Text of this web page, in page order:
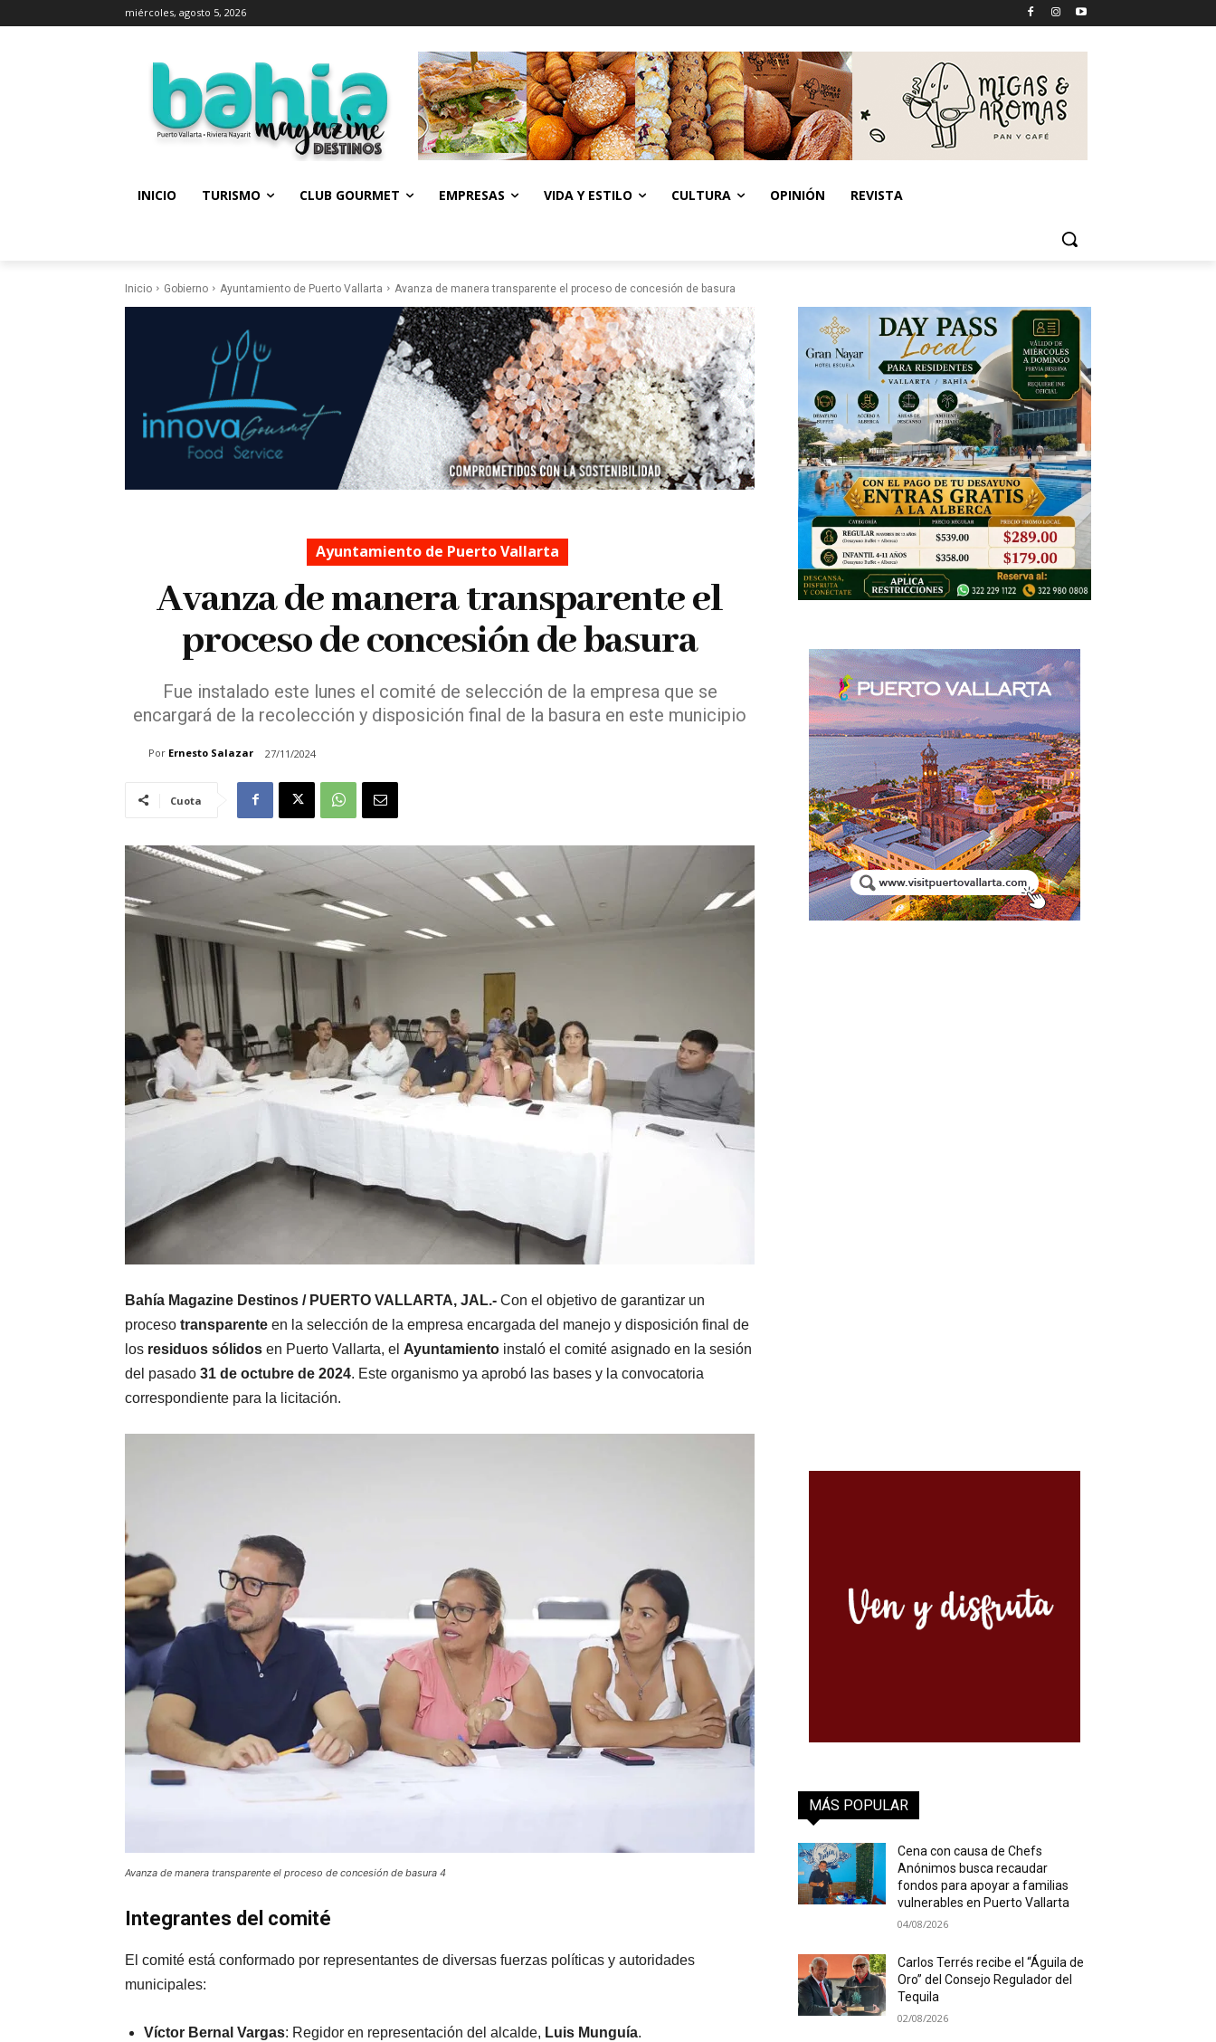
miércoles, agosto 5, 2026
INICIO TURISMO CLUB GOURMET EMPRESAS VIDA Y ESTILO CULTURA OPINIÓN REVISTA
Inicio Gobierno Ayuntamiento de Puerto Vallarta Avanza de manera transparente el proceso de concesión de basura
Ayuntamiento de Puerto Vallarta
Avanza de manera transparente el
proceso de concesión de basura
⁠Fue instalado este lunes el comité de selección de la empresa que se
encargará de la recolección y disposición final de la basura en este municipio
Por Ernesto Salazar 27/11/2024
Cuota
Bahía Magazine Destinos / PUERTO VALLARTA, JAL.- Con el objetivo de garantizar un
proceso transparente en la selección de la empresa encargada del manejo y disposición final de
los residuos sólidos en Puerto Vallarta, el Ayuntamiento instaló el comité asignado en la sesión
del pasado 31 de octubre de 2024. Este organismo ya aprobó las bases y la convocatoria
correspondiente para la licitación.
Avanza de manera transparente el proceso de concesión de basura 4
Integrantes del comité
El comité está conformado por representantes de diversas fuerzas políticas y autoridades
municipales:
Víctor Bernal Vargas: Regidor en representación del alcalde, Luis Munguía.
MÁS POPULAR
Cena con causa de Chefs
Anónimos busca recaudar
fondos para apoyar a familias
vulnerables en Puerto Vallarta
04/08/2026
Carlos Terrés recibe el “Águila de
Oro” del Consejo Regulador del
Tequila
02/08/2026